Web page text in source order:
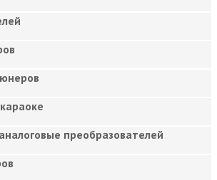
преобразователей